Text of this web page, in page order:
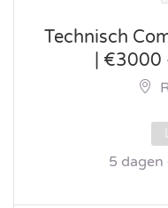
Technisch
|
5